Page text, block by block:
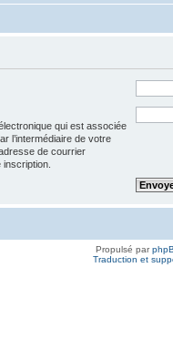
qui est associée
l’intermédiaire de votre
de courrier
Propulsé par
Traduction et